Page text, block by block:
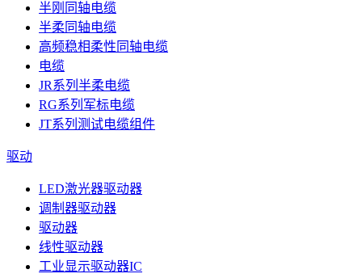
半刚同轴电缆
半柔同轴电缆
高频稳相柔性同轴电缆
电缆
JR系列半柔电缆
RG系列军标电缆
JT系列测试电缆组件
驱动
LED激光器驱动器
调制器驱动器
驱动器
线性驱动器
工业显示驱动器IC